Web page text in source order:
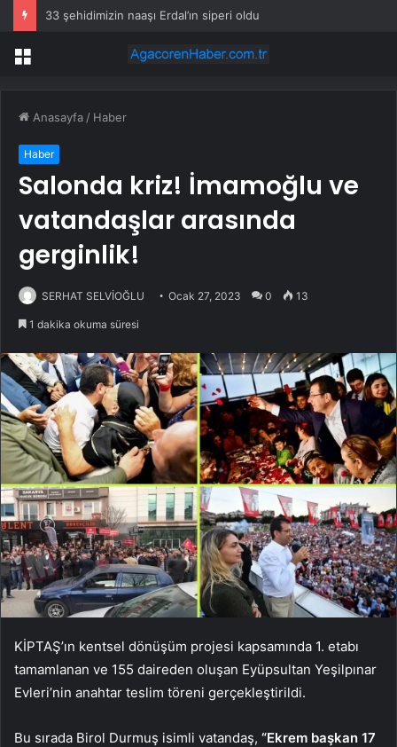
33 şehidimizin naaşı Erdal’ın siperi oldu
Menü
Anasayfa / Haber
Haber
Salonda kriz! İmamoğlu ve
vatandaşlar arasında
gerginlik!
SERHAT SELVİOĞLU Ocak 27, 2023 0 13
1 dakika okuma süresi
KİPTAŞ’ın kentsel dönüşüm projesi kapsamında 1. etabı
tamamlanan ve 155 daireden oluşan Eyüpsultan Yeşilpınar
Evleri’nin anahtar teslim töreni gerçekleştirildi.
Bu sırada Birol Durmuş isimli vatandaş, “Ekrem başkan 17